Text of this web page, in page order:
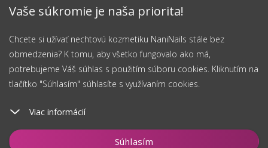
Vaše súkromie je naša priorita!
Chcete si užívať nechtovú kozmetiku NaniNails stále bez
obmedzenia? K tomu, aby všetko fungovalo ako má,
potrebujeme Váš súhlas s použitím súboru cookies. Kliknutím na
tlačítko "Súhlasím" súhlasíte s využívaním cookies.
Viac informácií
Súhlasím
Vložiť do košíka